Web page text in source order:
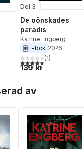
antal röster:
Del 3
De oönskades
paradis
Katrine Engberg
E-bok 2026
5,0utav 5 stjärnor.
(1)
139 kr
av